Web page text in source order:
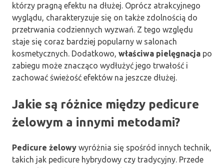
którzy pragną efektu na dłużej. Oprócz atrakcyjnego
wyglądu, charakteryzuje się on także zdolnością do
przetrwania codziennych wyzwań. Z tego względu
staje się coraz bardziej popularny w salonach
kosmetycznych. Dodatkowo, właściwa pielęgnacja po
zabiegu może znacząco wydłużyć jego trwałość i
zachować świeżość efektów na jeszcze dłużej.
Jakie są różnice między pedicure
żelowym a innymi metodami?
Pedicure żelowy wyróżnia się spośród innych technik,
takich jak pedicure hybrydowy czy tradycyjny. Przede